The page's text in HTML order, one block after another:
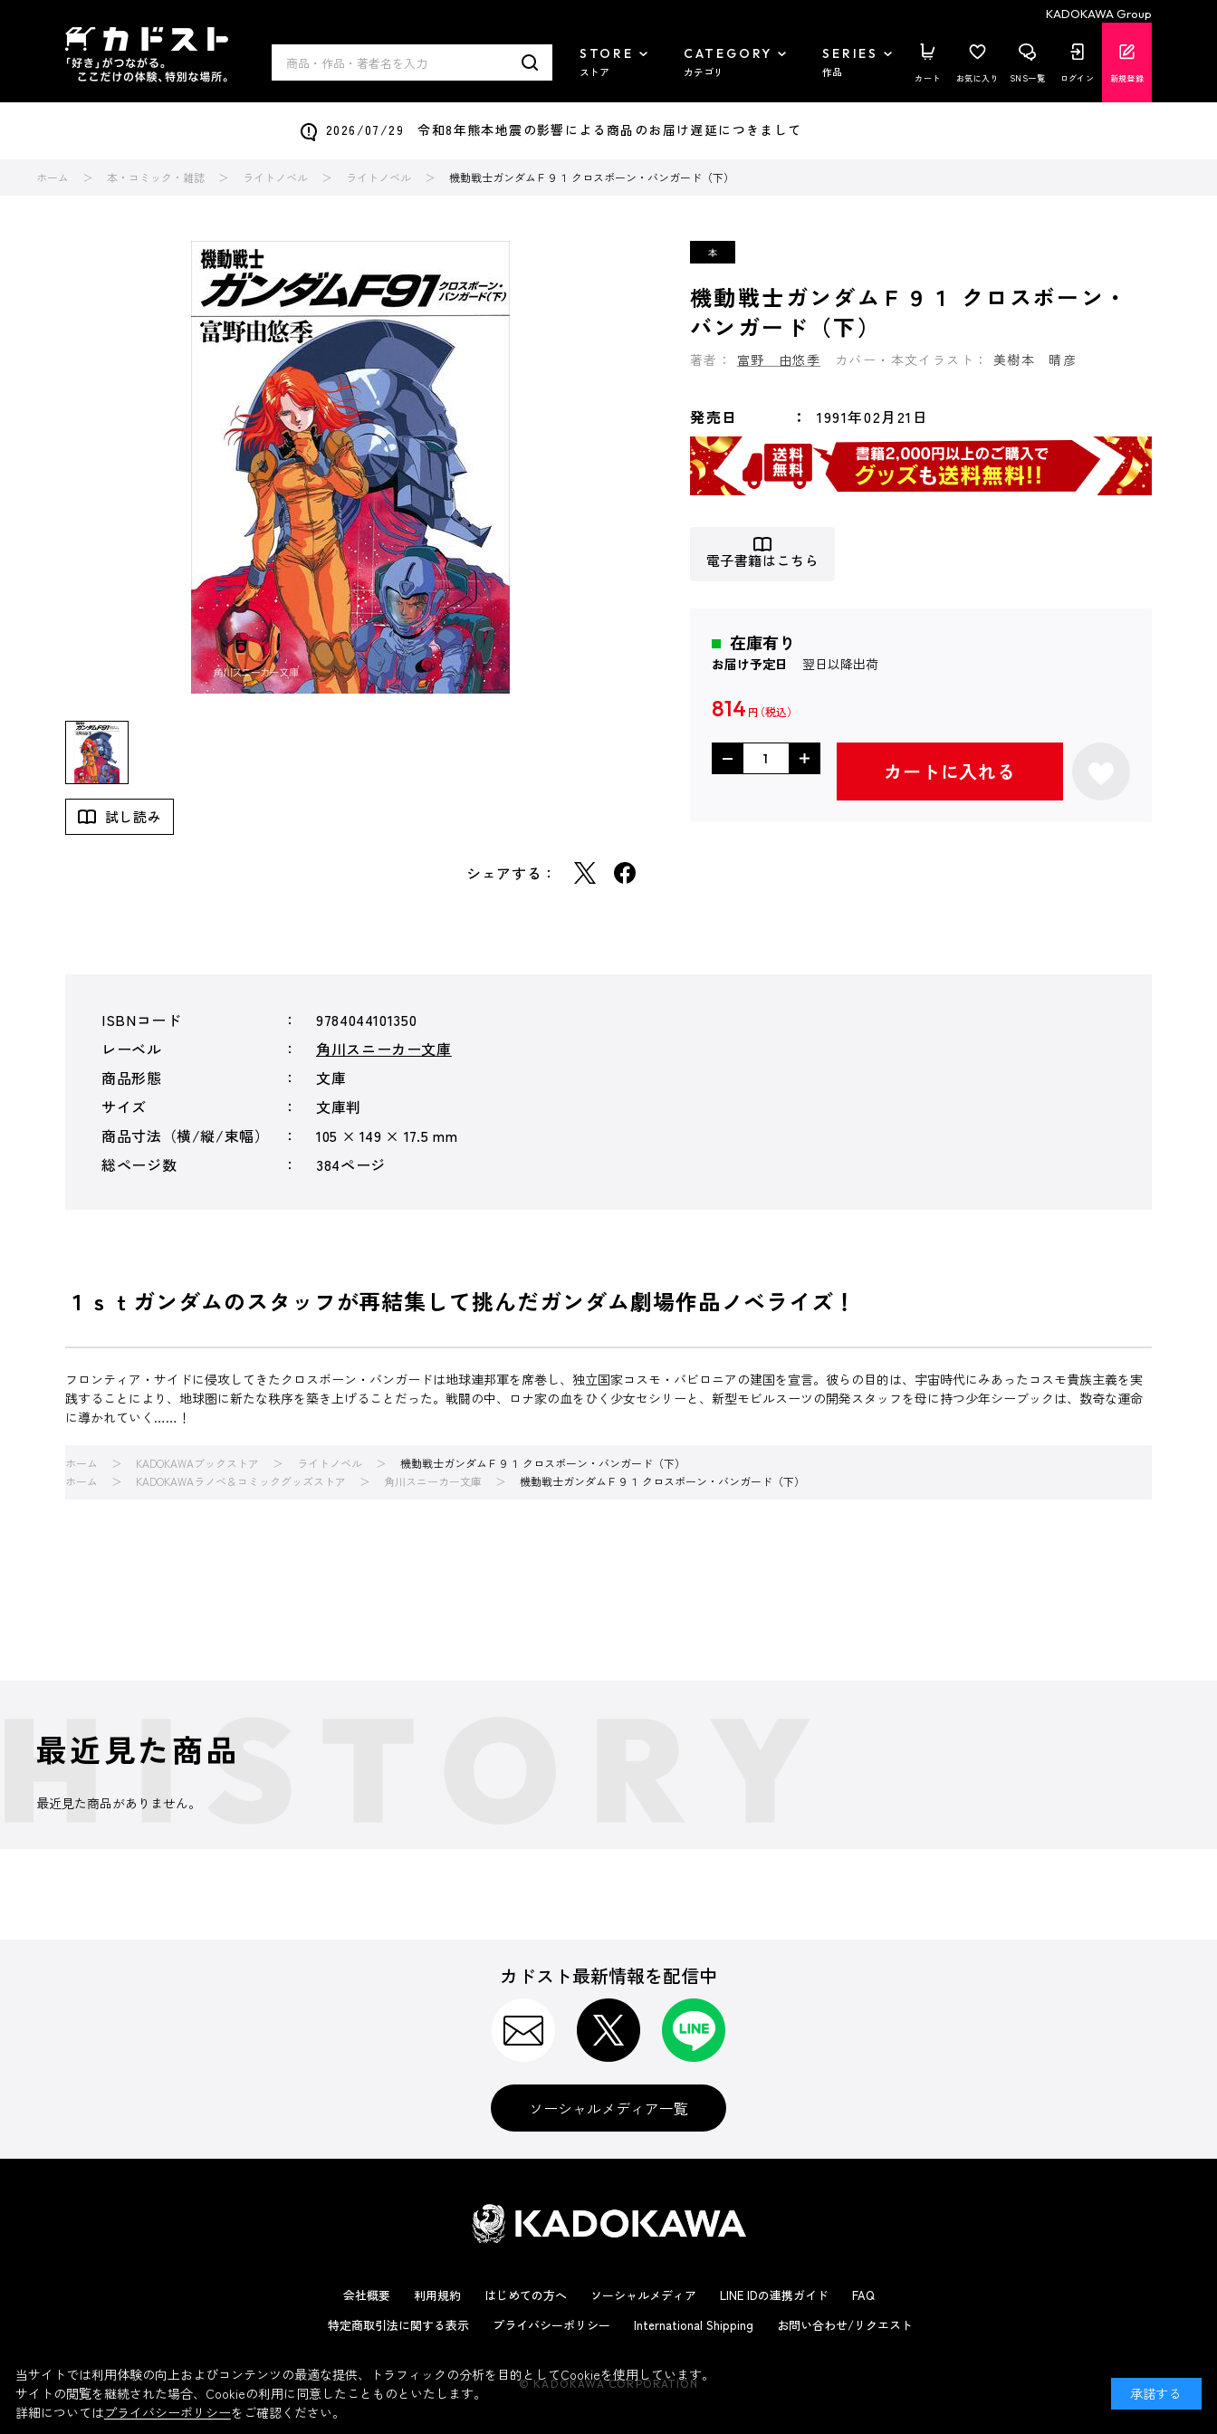
KADOKAWA Group
STORE
ストア
CATEGORY
カテゴリ
SERIES
作品 カート お気に入り SNS一覧 ログイン 新規登録
2026/07/29 令和8年熊本地震の影響による商品のお届け遅延につきまして
ホーム 本・コミック・雑誌 ライトノベル ライトノベル 機動戦士ガンダムＦ９１ クロスボーン・バンガード（下）
試し読み
シェアする：
機動戦士ガンダムＦ９１ クロスボーン・
バンガード（下）
著者： 富野 由悠季 カバー・本文イラスト： 美樹本 晴彦
発売日 1991年02月21日
電子書籍はこちら
在庫有り
お届け予定日 翌日以降出荷
814 円
カートに入れる
ISBNコード
9784044101350
レーベル
角川スニーカー文庫
商品形態
文庫
サイズ
文庫判
商品寸法（横/縦/束幅）
105 × 149 × 17.5 mm
総ページ数
384ページ
１ｓｔガンダムのスタッフが再結集して挑んだガンダム劇場作品ノベライズ！
フロンティア・サイドに侵攻してきたクロスボーン・バンガードは地球連邦軍を席巻し、独立国家コスモ・バビロニアの建国を宣言。彼らの目的は、宇宙時代にみあったコスモ貴族主義を実
践することにより、地球圏に新たな秩序を築き上げることだった。戦闘の中、ロナ家の血をひく少女セシリーと、新型モビルスーツの開発スタッフを母に持つ少年シーブックは、数奇な運命
に導かれていく……！
ホーム KADOKAWAブックストア ライトノベル
機動戦士ガンダムＦ９１ クロスボーン・バンガード（下）
ホーム
KADOKAWAラノベ＆コミックグッズストア 角川スニーカー文庫 機動戦士ガンダムＦ９１ クロスボーン・バンガード（下）
最近見た商品
最近見た商品がありません。
カドスト最新情報を配信中
ソーシャルメディア一覧
会社概要 利用規約 はじめての方へ ソーシャルメディア LINE IDの連携ガイド
FAQ
特定商取引法に関する表示
プライバシーポリシー International Shipping お問い合わせ/リクエスト
© KADOKAWA CORPORATION
当サイトでは利用体験の向上およびコンテンツの最適な提供、トラフィックの分析を目的としてCookieを使用しています。
サイトの閲覧を継続された場合、Cookieの利用に同意したことものといたします。
詳細についてはプライバシーポリシーをご確認ください。
承諾する